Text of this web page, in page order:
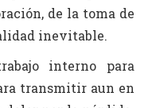
de la toma de
inevitable.
interno para
transmitir aun en